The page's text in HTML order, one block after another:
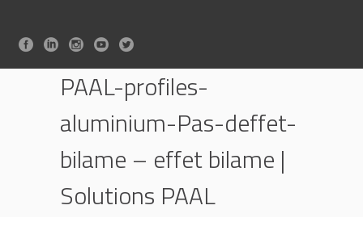
PAAL-profiles-
aluminium-Pas-deffet-
bilame – effet bilame |
Solutions PAAL